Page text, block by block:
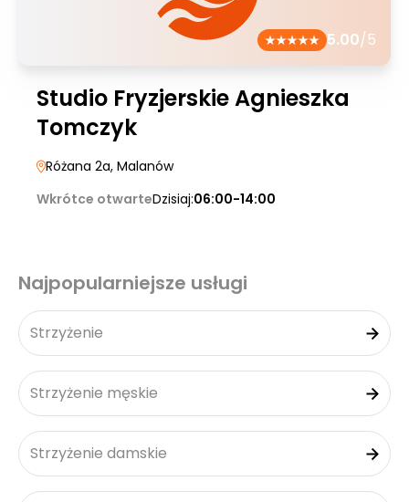
5.00/5
Studio Fryzjerskie Agnieszka
Tomczyk
Różana 2a, Malanów
Wkrótce otwarteDzisiaj:06:00-14:00
Najpopularniejsze usługi
Strzyżenie
Strzyżenie męskie
Strzyżenie damskie